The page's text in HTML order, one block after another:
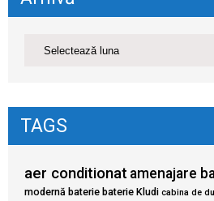
TAGS
aer conditionat amenajare
modernă baterie baterie Kludi cabina de